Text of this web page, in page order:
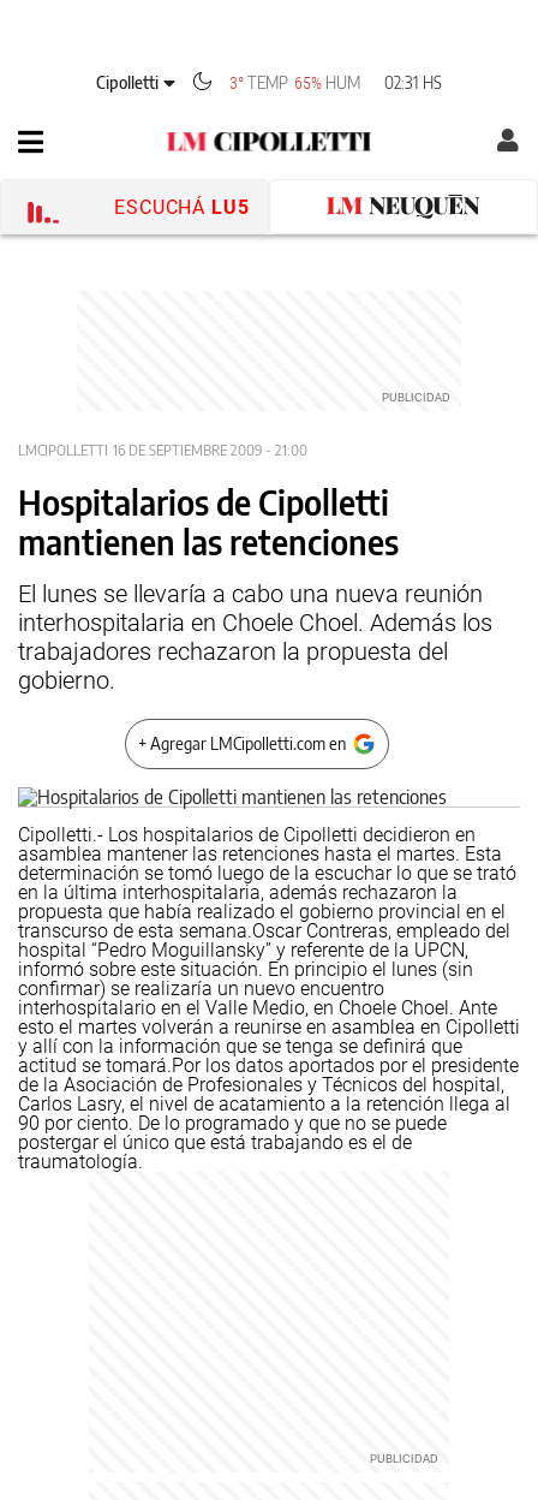
Cipolletti 3°TEMP 65% HUM 02:31 HS
ESCUCHÁ LU5
LMCIPOLLETTI 16 DE SEPTIEMBRE 2009 - 21:00
Hospitalarios de Cipolletti
mantienen las retenciones
El lunes se llevaría a cabo una nueva reunión
interhospitalaria en Choele Choel. Además los
trabajadores rechazaron la propuesta del
gobierno.
+ Agregar LMCipolletti.com en
Cipolletti.- Los hospitalarios de Cipolletti decidieron en
asamblea mantener las retenciones hasta el martes. Esta
determinación se tomó luego de la escuchar lo que se trató
en la última interhospitalaria, además rechazaron la
propuesta que había realizado el gobierno provincial en el
transcurso de esta semana.Oscar Contreras, empleado del
hospital “Pedro Moguillansky” y referente de la UPCN,
informó sobre este situación. En principio el lunes (sin
confirmar) se realizaría un nuevo encuentro
interhospitalario en el Valle Medio, en Choele Choel. Ante
esto el martes volverán a reunirse en asamblea en Cipolletti
y allí con la información que se tenga se definirá que
actitud se tomará.Por los datos aportados por el presidente
de la Asociación de Profesionales y Técnicos del hospital,
Carlos Lasry, el nivel de acatamiento a la retención llega al
90 por ciento. De lo programado y que no se puede
postergar el único que está trabajando es el de
traumatología.